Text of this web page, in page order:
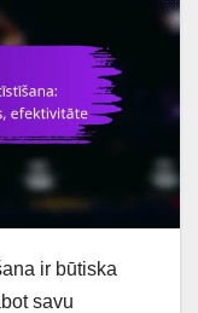
ir būtiska
savu